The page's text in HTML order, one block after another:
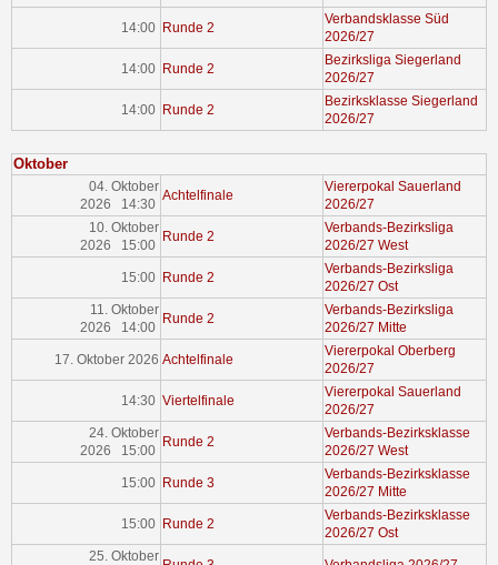
14:00 Runde 2
Verbandsklasse Süd
2026/27
14:00 Runde 2
Bezirksliga Siegerland
2026/27
14:00 Runde 2
Bezirksklasse Siegerland
2026/27
Oktober
04. Oktober
2026 14:30
Achtelfinale
Viererpokal Sauerland
2026/27
10. Oktober
2026 15:00
Runde 2
Verbands-Bezirksliga
2026/27 West
15:00 Runde 2
Verbands-Bezirksliga
2026/27 Ost
11. Oktober
2026 14:00
Runde 2
Verbands-Bezirksliga
2026/27 Mitte
17. Oktober 2026 Achtelfinale
Viererpokal Oberberg
2026/27
14:30 Viertelfinale
Viererpokal Sauerland
2026/27
24. Oktober
2026 15:00
Runde 2
Verbands-Bezirksklasse
2026/27 West
15:00 Runde 3
Verbands-Bezirksklasse
2026/27 Mitte
15:00 Runde 2
Verbands-Bezirksklasse
2026/27 Ost
25. Oktober